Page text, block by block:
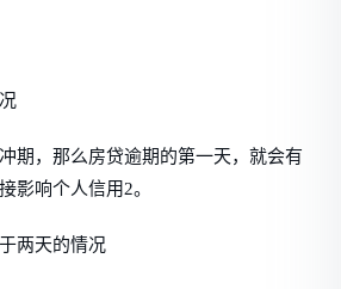
期，那么房贷逾期的第一天，就会有
影响个人信用2。
两天的情况